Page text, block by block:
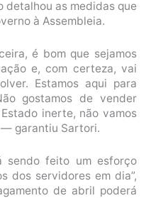
detalhou as medidas que
à Assembleia.
é bom que sejamos
e, com certeza, vai
Estamos aqui para
gostamos de vender
inerte, não vamos
garantiu Sartori.
sendo feito um esforço
dos servidores em dia”,
de abril poderá